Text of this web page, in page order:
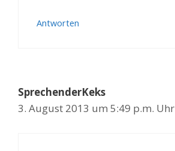
Antworten
SprechenderKeks
3. August 2013 um 5:49 p.m. Uhr